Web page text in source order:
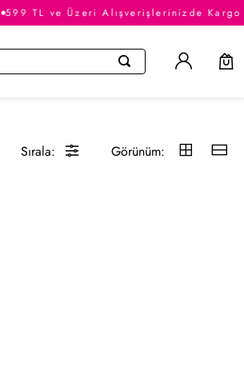
599 TL ve Üzeri Alışverişlerinizde Kargo
Sırala: Görünüm: